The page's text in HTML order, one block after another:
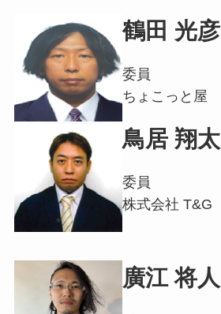
鶴田 光彦
委員
ちょこっと屋
鳥居 翔太
委員
株式会社 T&G
廣江 将人